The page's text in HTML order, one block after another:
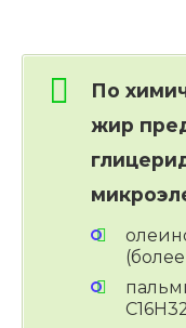
По
жир